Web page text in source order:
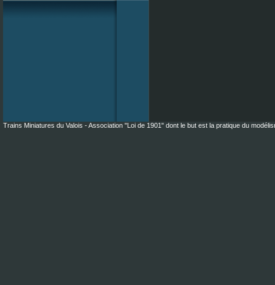
Trains Miniatures du Valois - Association "Loi de 1901" dont le but est la pratique du